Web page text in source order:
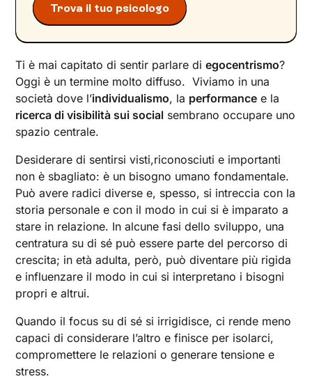
Trova il tuo psicologo
Ti è mai capitato di sentir parlare diegocentrismo?
Oggi è un termine molto diffuso. Viviamo in una
società dove l’individualismo, la performance e la
ricerca di visibilità sui social sembrano occupare uno
spazio centrale.
Desiderare di sentirsi visti,riconosciuti e importanti
non è sbagliato: è un bisogno umano fondamentale.
Può avere radici diverse e, spesso, si intreccia con la
storia personale e con il modo in cui si è imparato a
stare in relazione. In alcune fasi dello sviluppo, una
centratura su di sé può essere parte del percorso di
crescita; in età adulta, però, può diventare più rigida
e influenzare il modo in cui si interpretano i bisogni
propri e altrui.
Quando il focus su di sé si irrigidisce, ci rende meno
capaci di considerare l’altro e finisce per isolarci,
compromettere le relazioni o generare tensione e
stress.